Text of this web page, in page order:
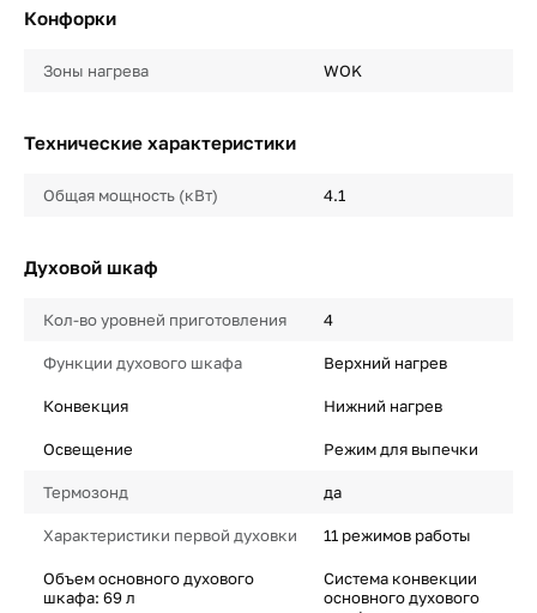
Конфорки
Зоны нагрева WOK
Технические характеристики
Общая мощность (кВт) 4.1
Духовой шкаф
Кол-во уровней приготовления 4
Функции духового шкафа Верхний нагрев
Конвекция Нижний нагрев
Освещение Режим для выпечки
Термозонд да
Характеристики первой духовки 11 режимов работы
Объем основного духового
шкафа: 69 л
Система конвекции
основного духового